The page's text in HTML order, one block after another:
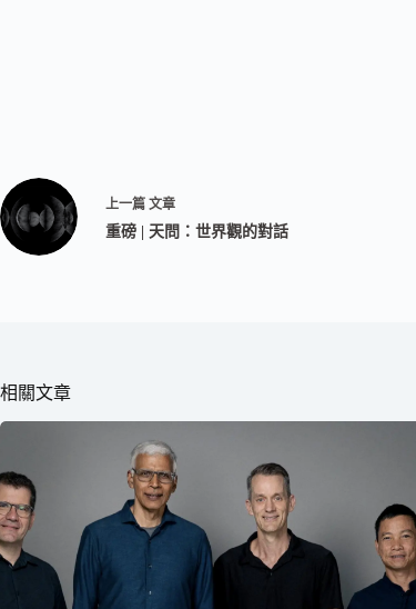
上一篇 文章
重磅 | 天問：世界觀的對話
相關文章